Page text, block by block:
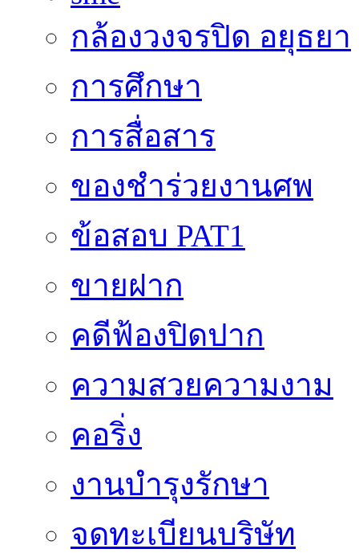
กล้องวงจรปิด อยุธยา
การศึกษา
การสื่อสาร
ของชำร่วยงานศพ
ข้อสอบ PAT1
ขายฝาก
คดีฟ้องปิดปาก
ความสวยความงาม
คอริ่ง
งานบำรุงรักษา
จดทะเบียนบริษัท